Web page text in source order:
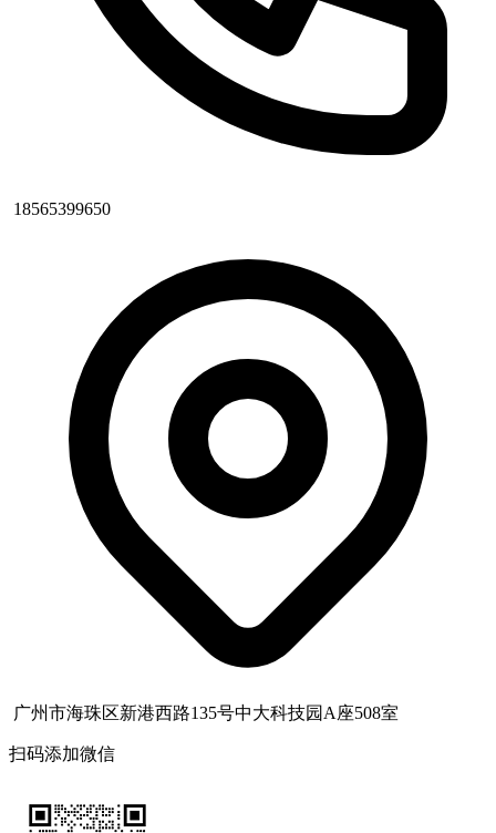
18565399650
广州市海珠区新港西路135号中大科技园A座508室
扫码添加微信